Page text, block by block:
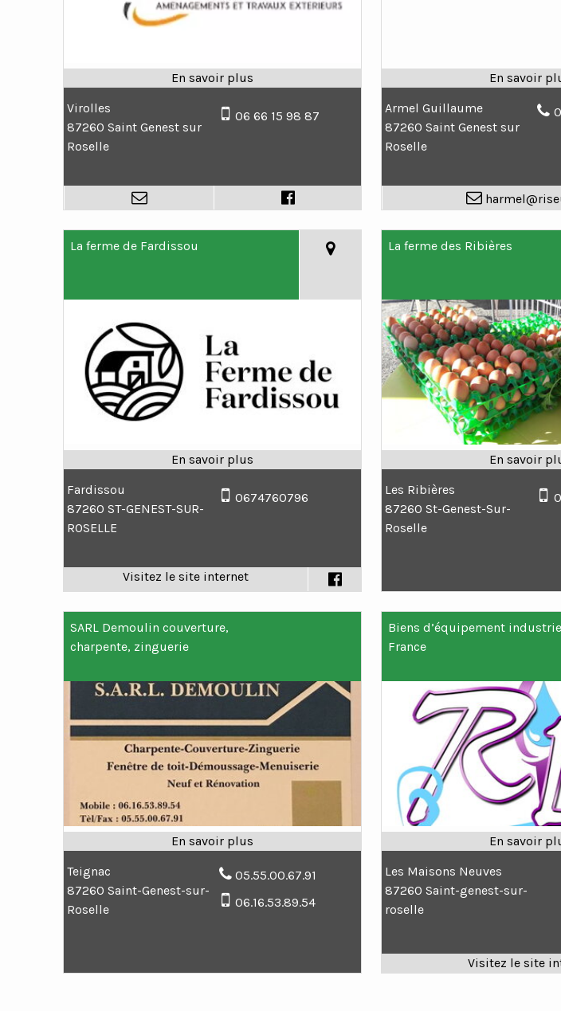
Virolles
87260 Saint Genest sur
Roselle
06 66 15 98 87
Armel Guillaume
87260 Saint Genest sur
Roselle
La ferme de Fardissou
Fardissou
87260 ST-GENEST-SUR-
ROSELLE
0674760796
La ferme des Ribières
Les Ribières
87260 St-Genest-Sur-
Roselle
SARL Demoulin couverture,
charpente, zinguerie
Teignac
87260 Saint-Genest-sur-
Roselle
05.55.00.67.91
06.16.53.89.54
Biens d’équipement
France
Les Maisons Neuves
87260 Saint-genest-sur-
roselle